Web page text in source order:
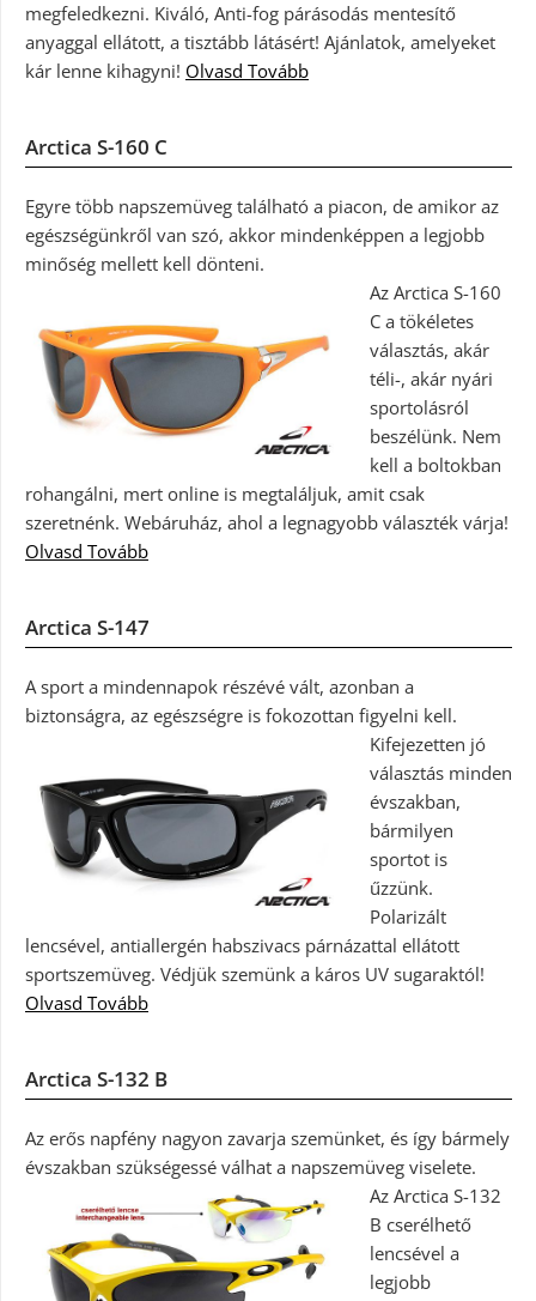
megfeledkezni. Kiváló, Anti-fog párásodás mentesítő
anyaggal ellátott, a tisztább látásért! Ajánlatok, amelyeket
kár lenne kihagyni! Olvasd Tovább
Arctica S-160 C
Egyre több napszemüveg található a piacon, de amikor az
egészségünkről van szó, akkor mindenképpen a legjobb
minőség mellett kell dönteni.
Az Arctica S-160
C a tökéletes
választás, akár
téli-, akár nyári
sportolásról
beszélünk. Nem
kell a boltokban
rohangálni, mert online is megtaláljuk, amit csak
szeretnénk. Webáruház, ahol a legnagyobb választék várja!
Olvasd Tovább
Arctica S-147
A sport a mindennapok részévé vált, azonban a
biztonságra, az egészségre is fokozottan figyelni kell.
Kifejezetten jó
választás minden
évszakban,
bármilyen
sportot is
űzzünk.
Polarizált
lencsével, antiallergén habszivacs párnázattal ellátott
sportszemüveg. Védjük szemünk a káros UV sugaraktól!
Olvasd Tovább
Arctica S-132 B
Az erős napfény nagyon zavarja szemünket, és így bármely
évszakban szükségessé válhat a napszemüveg viselete.
Az Arctica S-132
B cserélhető
lencsével a
legjobb